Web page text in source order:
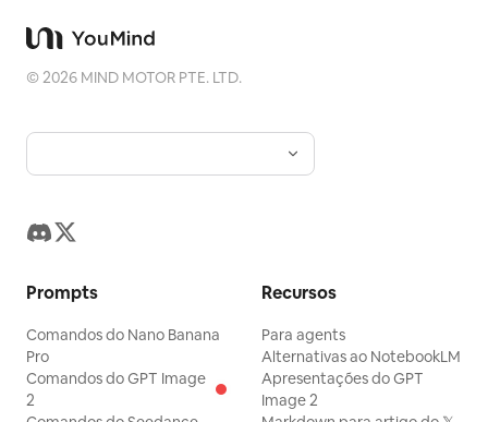
©2026 MIND MOTOR PTE. LTD.
Prompts
Comandos do Nano Banana
Pro
Comandos do GPT Image
2
Recursos
Para agents
Alternativas ao NotebookLM
Apresentações do GPT
Image 2